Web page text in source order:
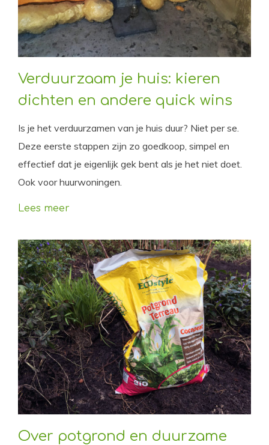
Verduurzaam je huis: kieren
dichten en andere quick wins
Is je het verduurzamen van je huis duur? Niet per se.
Deze eerste stappen zijn zo goedkoop, simpel en
effectief dat je eigenlijk gek bent als je het niet doet.
Ook voor huurwoningen.
Lees meer
Over potgrond en duurzame